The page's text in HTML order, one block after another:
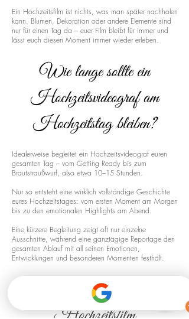
Ein Hochzeitsfilm ist nichts, was man später nachholen
kann. Blumen, Dekoration oder andere Elemente sind
nur für einen Tag da – euer Film bleibt für immer und
lässt euch diesen Moment immer wieder erleben.
Wie lange sollte ein
Hochzeitsvideograf am
Hochzeitstag bleiben?
Idealerweise begleitet ein Hochzeitsvideograf euren
gesamten Tag – vom Getting Ready bis zum
Brautstraußwurf, also etwa 10–15 Stunden.
Nur so entsteht eine wirklich vollständige Geschichte
eures Hochzeitstages: vom ersten Moment am Morgen
bis zu den emotionalen Highlights am Abend.
Eine kürzere Begleitung zeigt oft nur einzelne
Ausschnitte, während eine ganztägige Reportage den
gesamten Ablauf mit all seinen Emotionen,
Entwicklungen und besonderen Momenten festhält.
Drohnenaufnahmen für euren